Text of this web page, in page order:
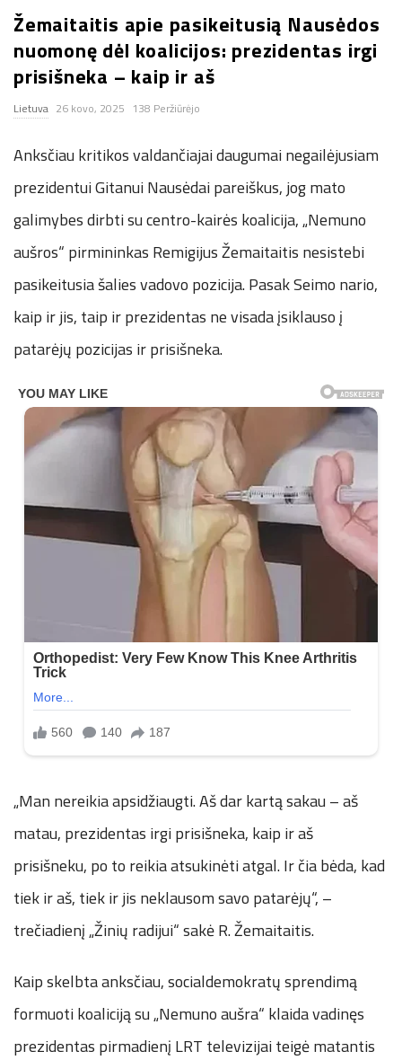
n
.
n
e
t
Žemaitaitis apie pasikeitusią Nausėdos
nuomonę dėl koalicijos: prezidentas irgi
prisišneka – kaip ir aš
Lietuva 26 kovo, 2025 138 Peržiūrėjo
Anksčiau kritikos valdančiajai daugumai negailėjusiam
prezidentui Gitanui Nausėdai pareiškus, jog mato
galimybes dirbti su centro-kairės koalicija, „Nemuno
aušros“ pirmininkas Remigijus Žemaitaitis nesistebi
pasikeitusia šalies vadovo pozicija. Pasak Seimo nario,
kaip ir jis, taip ir prezidentas ne visada įsiklauso į
patarėjų pozicijas ir prisišneka.
„Man nereikia apsidžiaugti. Aš dar kartą sakau – aš
matau, prezidentas irgi prisišneka, kaip ir aš
prisišneku, po to reikia atsukinėti atgal. Ir čia bėda, kad
tiek ir aš, tiek ir jis neklausom savo patarėjų“, –
trečiadienį „Žinių radijui“ sakė R. Žemaitaitis.
Kaip skelbta anksčiau, socialdemokratų sprendimą
formuoti koaliciją su „Nemuno aušra“ klaida vadinęs
prezidentas pirmadienį LRT televizijai teigė matantis